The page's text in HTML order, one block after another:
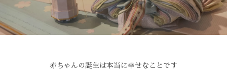
赤ちゃんの誕生は本当に幸せなことです